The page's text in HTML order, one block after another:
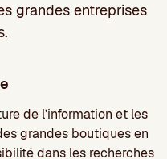
grandes entreprises
de l’information et les
grandes boutiques en
dans les recherches